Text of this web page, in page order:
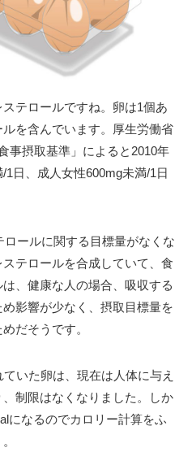
テロールですね。卵は1個あ
を含んでいます。厚生労働省
事摂取基準」によると2010年
1日、成人女性600mg未満/1日
ロールに関する目標量がなくな
テロールを合成していて、食
、健康な人の場合、吸収する
影響が少なく、摂取目標量を
だそうです。
いた卵は、現在は人体に与え
制限はなくなりました。しか
になるのでカロリー計算をふ